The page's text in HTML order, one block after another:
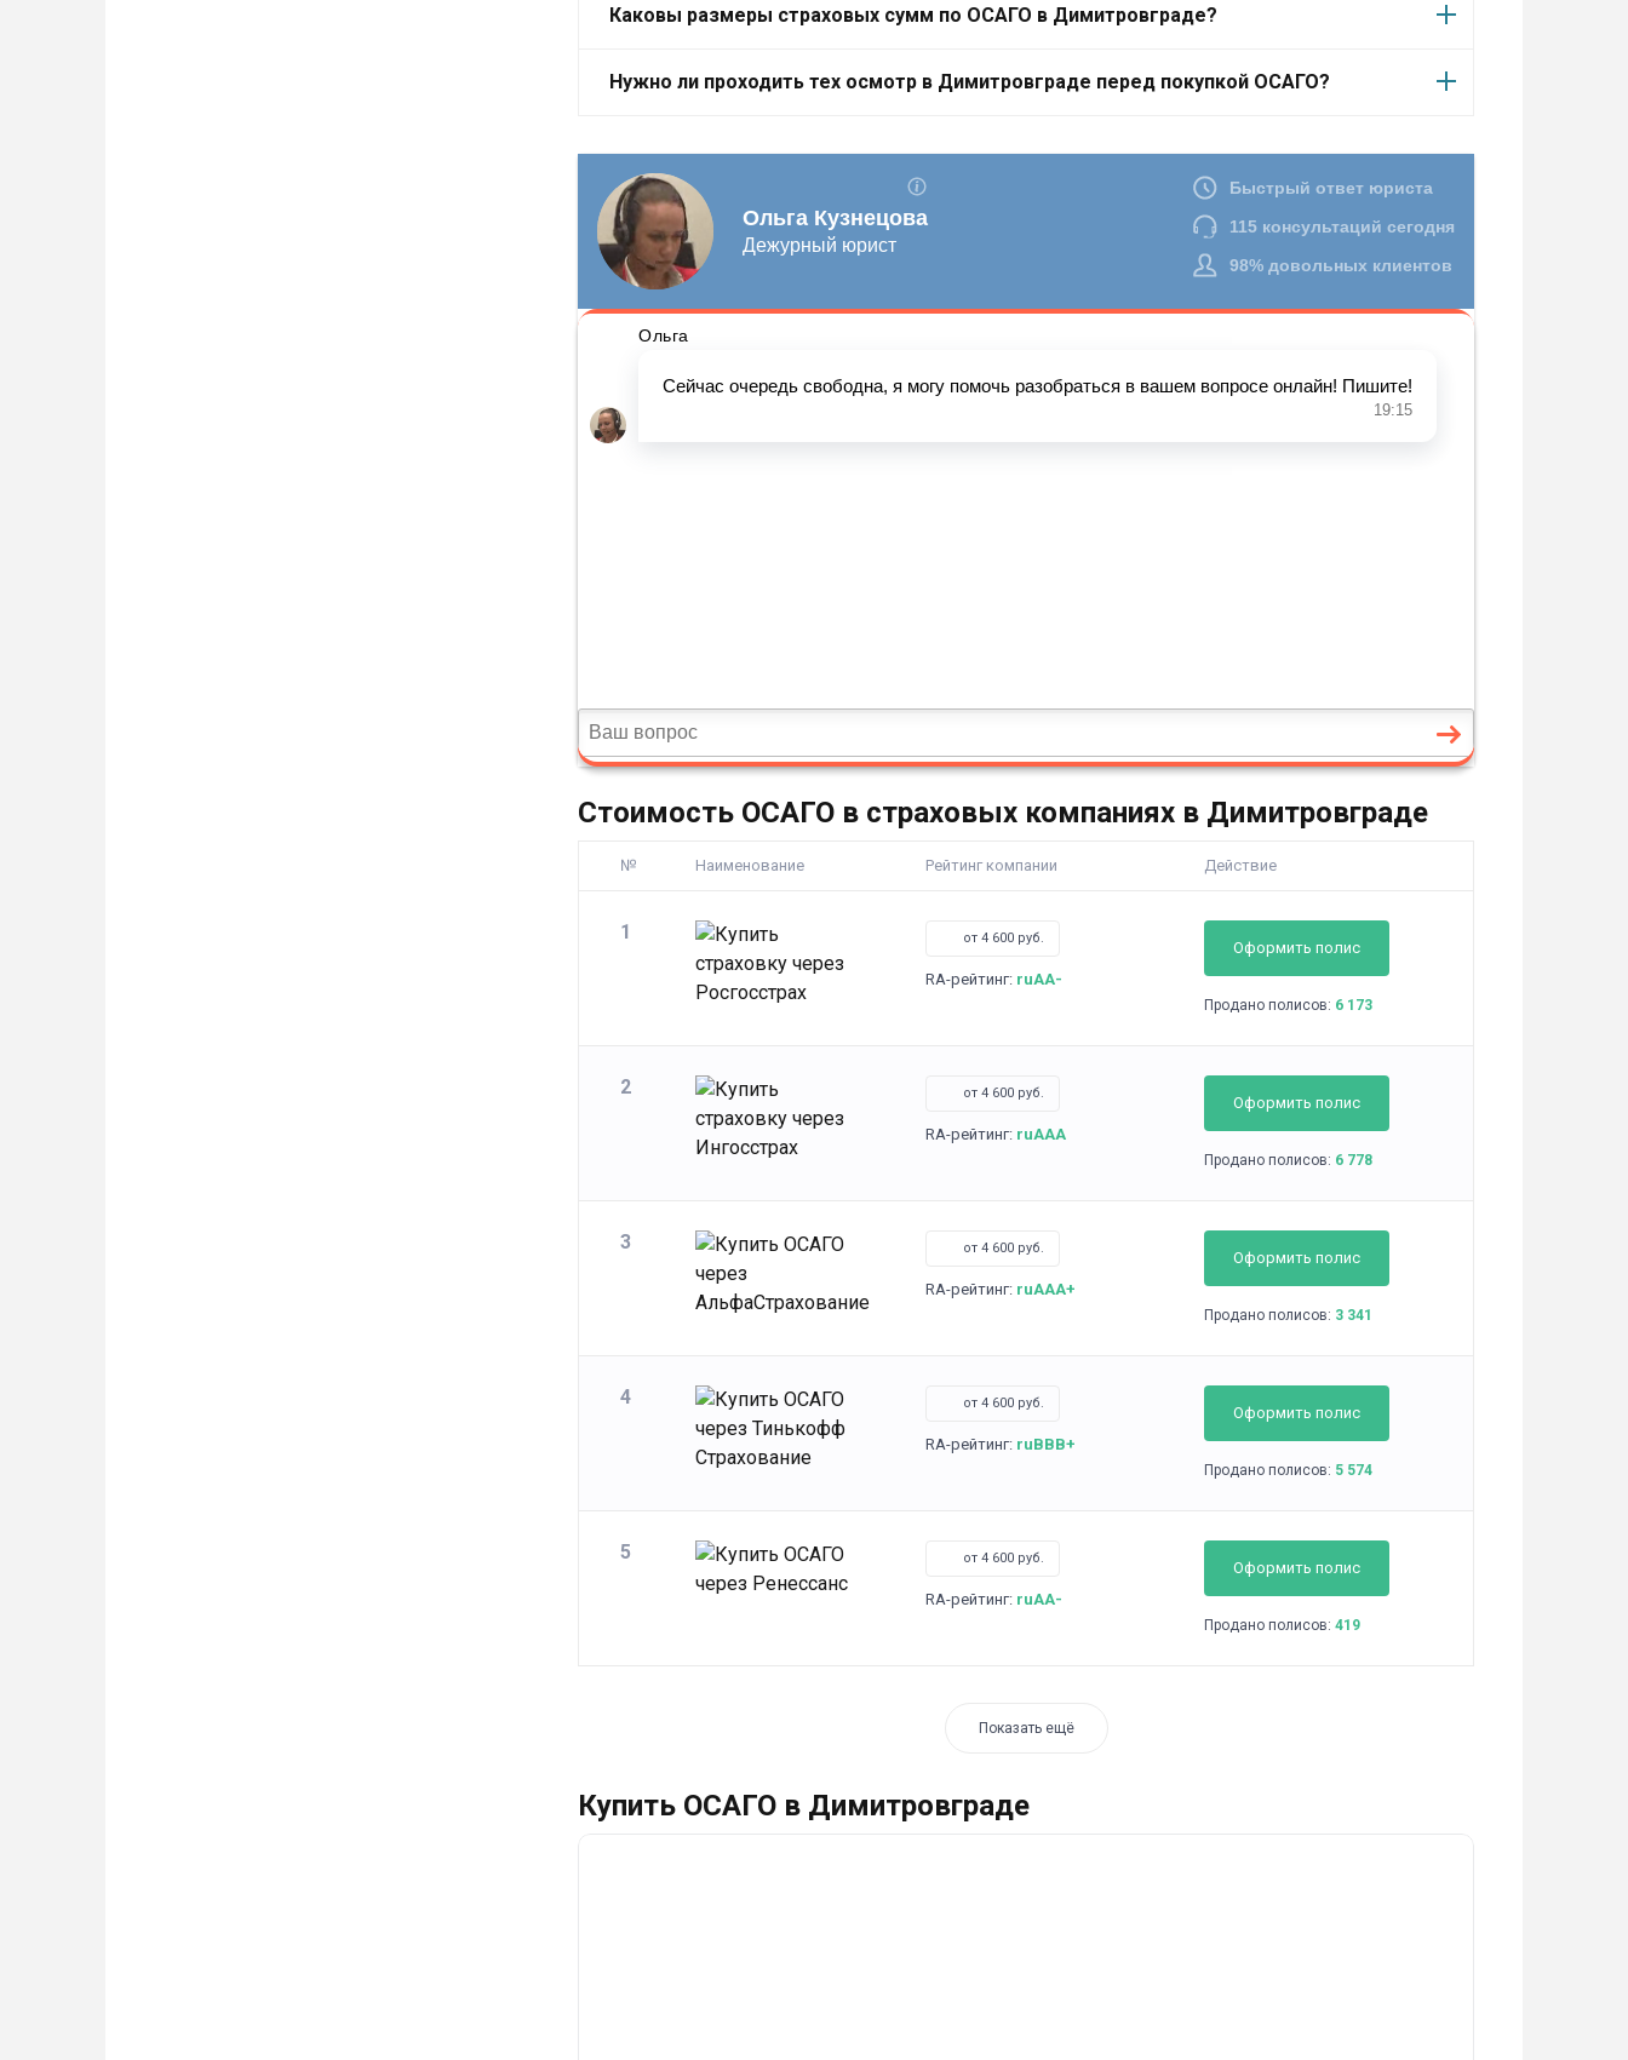
Каковы размеры страховых сумм по ОСАГО в Димитровграде?
Нужно ли проходить тех осмотр в Димитровграде перед покупкой ОСАГО?
Стоимость ОСАГО в страховых компаниях в Димитровграде
№ Наименование Рейтинг компании Действие
1 от 4 600 руб.
RA-рейтинг: ruAA-
Оформить полис
Продано полисов: 6 173
2 от 4 600 руб.
RA-рейтинг: ruAAA
Оформить полис
Продано полисов: 6 778
3 от 4 600 руб.
RA-рейтинг: ruAAA+
Оформить полис
Продано полисов: 3 341
4 от 4 600 руб.
RA-рейтинг: ruBBB+
Оформить полис
Продано полисов: 5 574
5 от 4 600 руб.
RA-рейтинг: ruAA-
Оформить полис
Продано полисов: 419
Показать ещё
Купить ОСАГО в Димитровграде